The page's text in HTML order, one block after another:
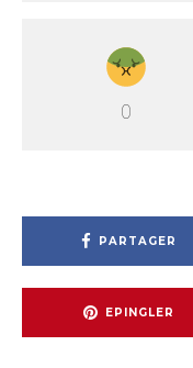
0
PARTAGER
EPINGLER